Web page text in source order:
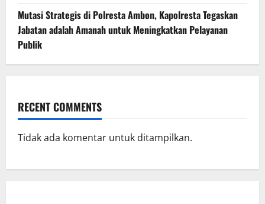
Mutasi Strategis di Polresta Ambon, Kapolresta Tegaskan
Jabatan adalah Amanah untuk Meningkatkan Pelayanan
Publik
RECENT COMMENTS
Tidak ada komentar untuk ditampilkan.